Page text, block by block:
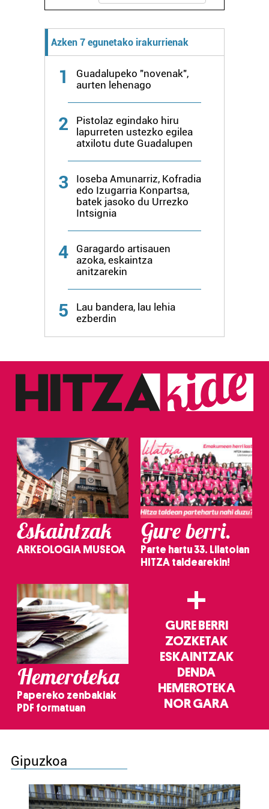
Azken 7 egunetako irakurrienak
1
Guadalupeko "novenak",
aurten lehenago
2
Pistolaz egindako hiru
lapurreten ustezko egilea
atxilotu dute Guadalupen
3
Ioseba Amunarriz, Kofradia
edo Izugarria Konpartsa,
batek jasoko du Urrezko
Intsignia
4
Garagardo artisauen
azoka, eskaintza
anitzarekin
5
Lau bandera, lau lehia
ezberdin
Eskaintzak
ARKEOLOGIA MUSEOA
Gure berri.
Parte hartu 33. Lilatoian
HITZA taldearekin!
Hemeroteka
Papereko zenbakiak
PDF formatuan
+
GURE BERRI
ZOZKETAK
ESKAINTZAK
DENDA
HEMEROTEKA
NOR GARA
Gipuzkoa